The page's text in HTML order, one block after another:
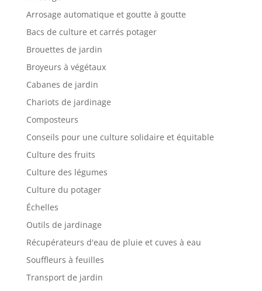
Arrosage automatique et goutte à goutte
Bacs de culture et carrés potager
Brouettes de jardin
Broyeurs à végétaux
Cabanes de jardin
Chariots de jardinage
Composteurs
Conseils pour une culture solidaire et équitable
Culture des fruits
Culture des légumes
Culture du potager
Échelles
Outils de jardinage
Récupérateurs d'eau de pluie et cuves à eau
Souffleurs à feuilles
Transport de jardin